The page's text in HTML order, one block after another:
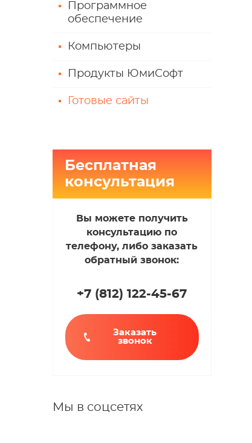
Программное
обеспечение
Компьютеры
Продукты ЮмиСофт
Готовые сайты
Бесплатная
консультация
Вы можете получить
консультацию по
телефону, либо заказать
обратный звонок:
+7 (812)122-45-67
Заказать
звонок
Мы в соцсетях